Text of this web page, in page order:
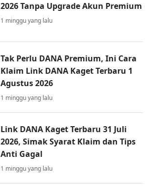
2026 Tanpa Upgrade Akun Premium
1 minggu yang lalu
Tak Perlu DANA Premium, Ini Cara
Klaim Link DANA Kaget Terbaru 1
Agustus 2026
1 minggu yang lalu
Link DANA Kaget Terbaru 31 Juli
2026, Simak Syarat Klaim dan Tips
Anti Gagal
1 minggu yang lalu